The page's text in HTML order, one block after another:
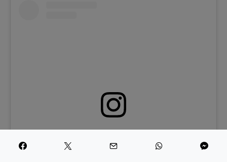
View this post on Instagram